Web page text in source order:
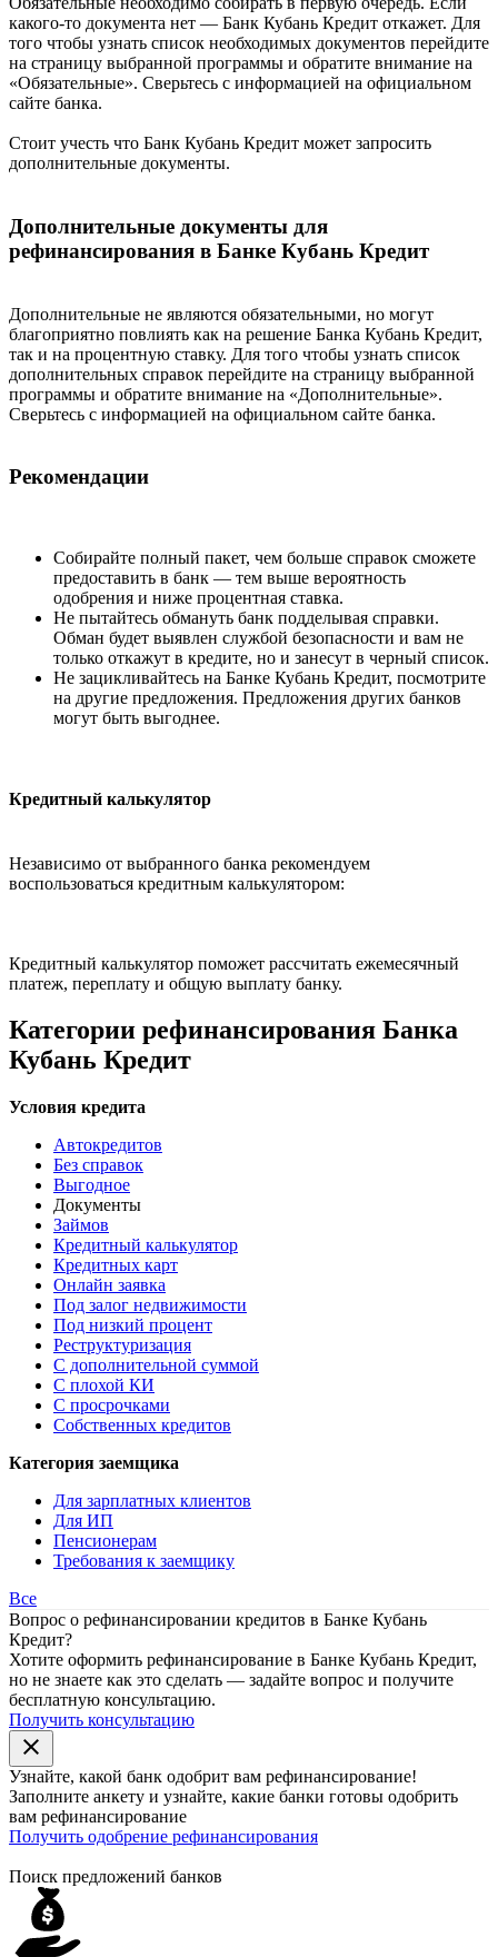
какого-то документа нет — Банк Кубань Кредит откажет. Для
того чтобы узнать список необходимых документов перейдите
на страницу выбранной программы и обратите внимание на
«Обязательные». Сверьтесь с информацией на официальном
сайте банка.
Стоит учесть что Банк Кубань Кредит может запросить
дополнительные документы.
Дополнительные документы для
рефинансирования в Банке Кубань Кредит
Дополнительные не являются обязательными, но могут
благоприятно повлиять как на решение Банка Кубань Кредит,
так и на процентную ставку. Для того чтобы узнать список
дополнительных справок перейдите на страницу выбранной
программы и обратите внимание на «Дополнительные».
Сверьтесь с информацией на официальном сайте банка.
Рекомендации
Собирайте полный пакет, чем больше справок сможете
предоставить в банк — тем выше вероятность
одобрения и ниже процентная ставка.
Не пытайтесь обмануть банк подделывая справки.
Обман будет выявлен службой безопасности и вам не
только откажут в кредите, но и занесут в черный список.
Не зацикливайтесь на Банке Кубань Кредит, посмотрите
на другие предложения. Предложения других банков
могут быть выгоднее.
Кредитный калькулятор
Независимо от выбранного банка рекомендуем
воспользоваться кредитным калькулятором:
Кредитный калькулятор поможет рассчитать ежемесячный
платеж, переплату и общую выплату банку.
Категории рефинансирования Банка
Кубань Кредит
Условия кредита
Автокредитов
Без справок
Выгодное
Документы
Займов
Кредитный калькулятор
Кредитных карт
Онлайн заявка
Под залог недвижимости
Под низкий процент
Реструктуризация
С дополнительной суммой
С плохой КИ
С просрочками
Собственных кредитов
Категория заемщика
Для зарплатных клиентов
Для ИП
Пенсионерам
Требования к заемщику
Все
Вопрос о рефинансировании кредитов в Банке Кубань
Кредит?
Хотите оформить рефинансирование в Банке Кубань Кредит,
но не знаете как это сделать — задайте вопрос и получите
бесплатную консультацию.
Получить консультацию
close
Узнайте, какой банк одобрит вам рефинансирование!
Заполните анкету и узнайте, какие банки готовы одобрить
вам рефинансирование
Получить одобрение рефинансирования
Поиск предложений банков